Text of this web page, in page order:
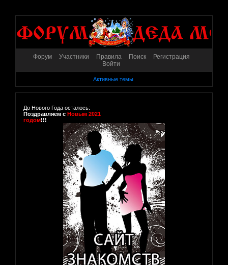
Форум Участники Правила Поиск
Регистрация
Войти
Активные темы
До Нового Года осталось:
Поздравляем с Новым 2021
годом!!!